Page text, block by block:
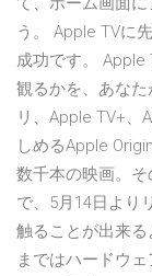
う。 Apple TVに
成功です。 Apple
観るかを、あな
リ、Apple TV+、
しめるApple
数千本の映画。
で、5月14日より
触ることが出来
まではハードウ